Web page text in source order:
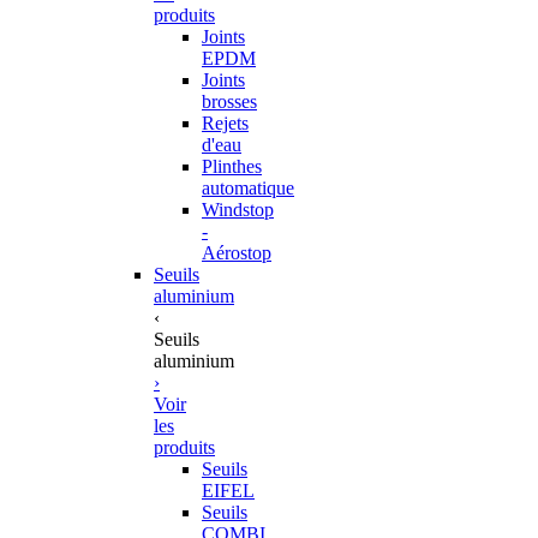
produits
Joints
EPDM
Joints
brosses
Rejets
d'eau
Plinthes
automatique
Windstop
-
Aérostop
Seuils
aluminium
‹
Seuils
aluminium
›
Voir
les
produits
Seuils
EIFEL
Seuils
COMBI